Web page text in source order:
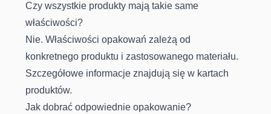
Czy wszystkie produkty mają takie same
właściwości?
Nie. Właściwości opakowań zależą od
konkretnego produktu i zastosowanego materiału.
Szczegółowe informacje znajdują się w kartach
produktów.
Jak dobrać odpowiednie opakowanie?